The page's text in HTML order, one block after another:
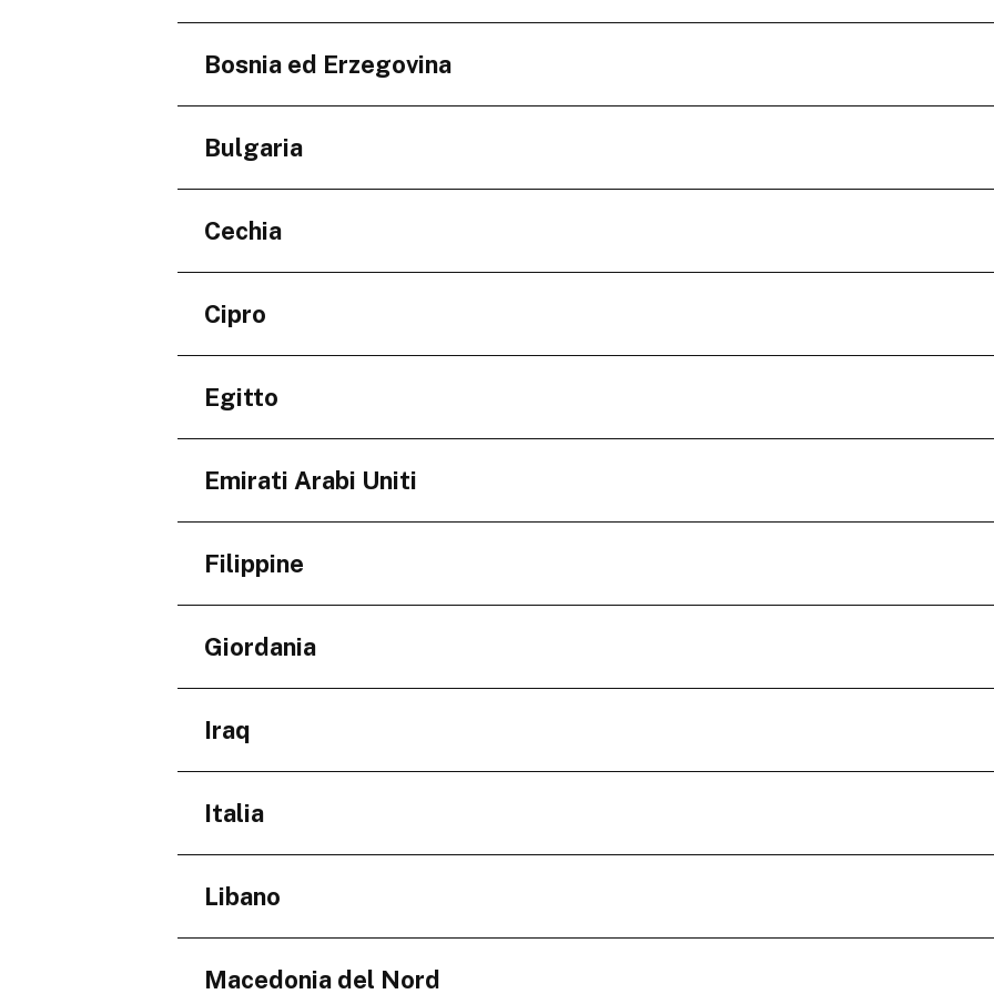
Niederösterreich
Regioni
Minskaja voblasć
Bosnia ed Erzegovina
Regioni
Federacija Bosne i Hercegovine Republika Srpska
Bulgaria
Regioni
Burgas Plovdiv
Sofia
Cechia
Regioni
Jihomoravský kraj
Cipro
Regioni
Larnaka Lefkosia
Egitto
Regioni
Giza Governorate Governatorato del Cairo
Emirati Arabi Uniti
Regioni
Dubai
Filippine
Regioni
Central Visayas Davao Region Metro
Giordania
Regioni
Amman Governorate Governatorato di Irbid
Iraq
Regioni
Baghdad Governorate Erbil Governorate
Italia
Regioni
Abruzzo Basilicata
Campania
Libano
Regioni
Macedonia del Nord